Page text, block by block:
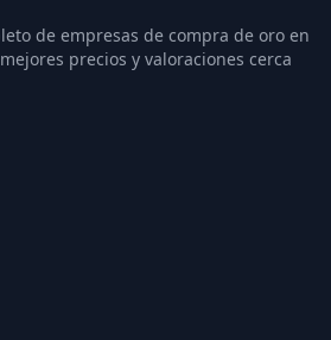
de empresas de compra de oro en
precios y valoraciones cerca